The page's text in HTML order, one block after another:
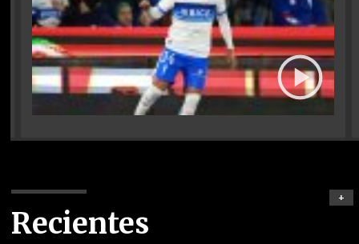
Recientes
+